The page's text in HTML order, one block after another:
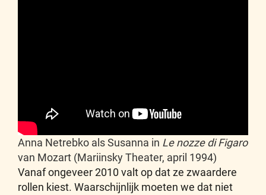
Anna Netrebko als Susanna in Le nozze di Figaro
van Mozart (Mariinsky Theater, april 1994)
Vanaf ongeveer 2010 valt op dat ze zwaardere
rollen kiest. Waarschijnlijk moeten we dat niet